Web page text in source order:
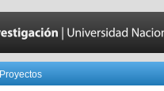
Proyectos